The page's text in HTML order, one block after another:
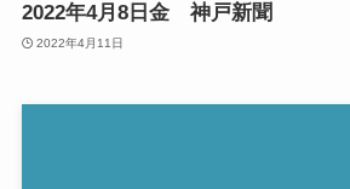
2022年4月8日金 神戸新聞
2022年4月11日